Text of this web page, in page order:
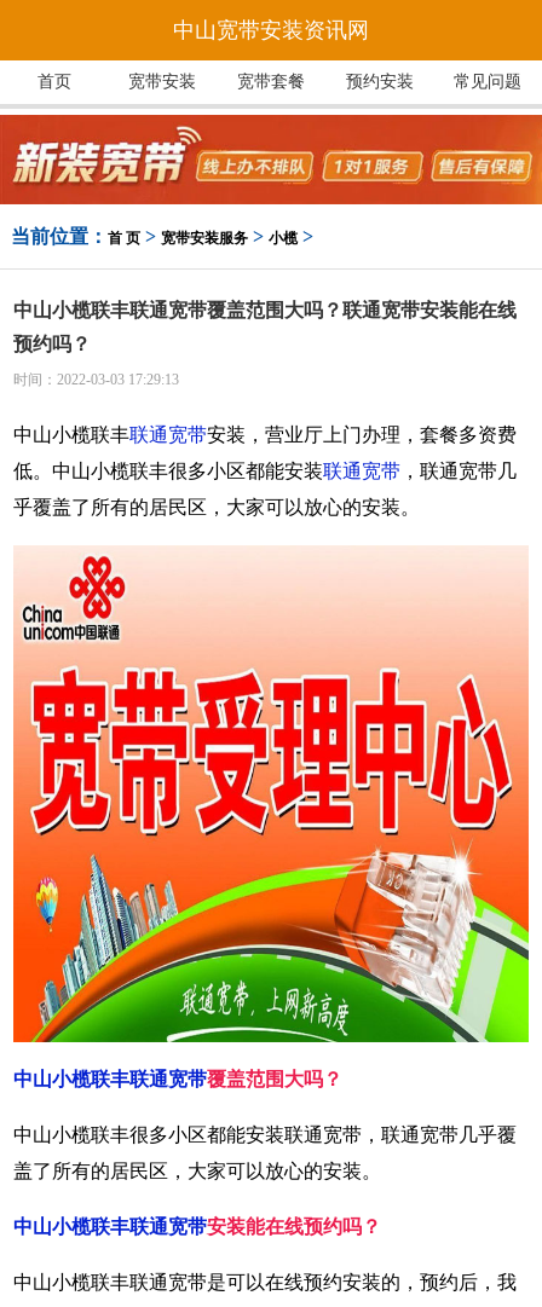
中山宽带安装资讯网
首页 宽带安装 宽带套餐 预约安装 常见问题
当前位置： 首 页> 宽带安装服务> 小榄>
中山小榄联丰联通宽带覆盖范围大吗？联通宽带安装能在线
预约吗？
时间：2022-03-03 17:29:13
中山小榄联丰联通宽带安装，营业厅上门办理，套餐多资费
低。中山小榄联丰很多小区都能安装联通宽带 ，联通宽带几
乎覆盖了所有的居民区，大家可以放心的安装。
中山小榄联丰联通宽带覆盖范围大吗？
中山小榄联丰很多小区都能安装联通宽带，联通宽带几乎覆
盖了所有的居民区，大家可以放心的安装。
中山小榄联丰联通宽带安装能在线预约吗？
中山小榄联丰联通宽带是可以在线预约安装的，预约后，我